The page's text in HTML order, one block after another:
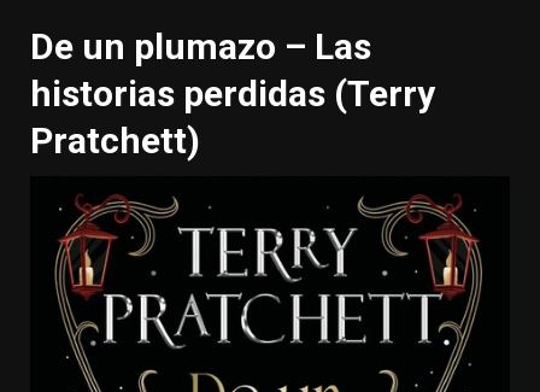
De un plumazo – Las
historias perdidas (Terry
Pratchett)